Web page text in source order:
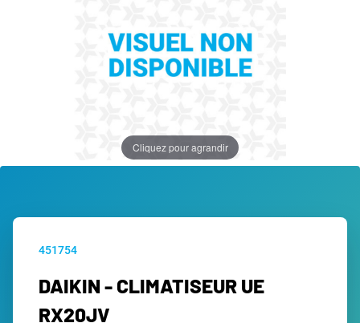
Cliquez pour agrandir
451754
DAIKIN - CLIMATISEUR UE
RX20JV